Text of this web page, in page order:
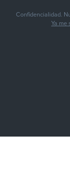
Confidencialidad.
Ya me